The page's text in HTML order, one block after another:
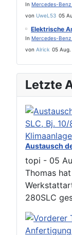
In Mercedes-Benz
von UweL53 05
Elektrische
In Mercedes-Benz
von Alrick 05
Letzte
Austausch
topi - 05
Thomas
280SLC